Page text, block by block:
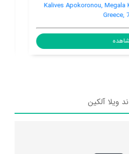
5 Berethianon, Aptera, Megala
Greece, 73000
ویلا آلکین